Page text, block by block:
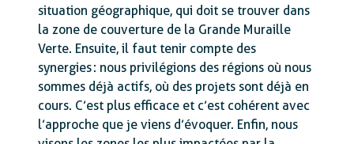
situation géographique, qui doit se trouver dans
la zone de couverture de la Grande Muraille
Verte. Ensuite, il faut tenir compte des
synergies : nous privilégions des régions où nous
sommes déjà actifs, où des projets sont déjà en
cours. C’est plus efficace et c’est cohérent avec
l’approche que je viens d’évoquer. Enfin, nous